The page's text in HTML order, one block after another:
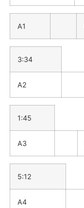
A1
3:34
A2
1:45
A3
5:12
A4